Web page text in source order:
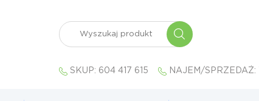
SKUP: 604 417 615 NAJEM/SPRZEDAŻ: